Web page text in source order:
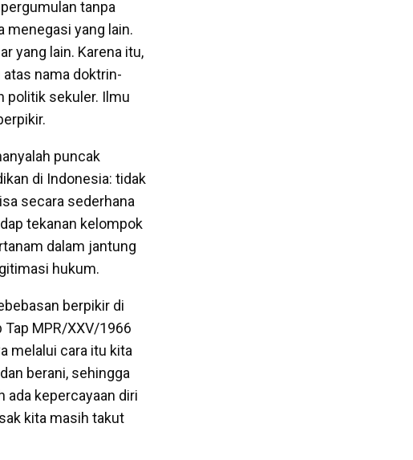
tanpa
menegasi yang lain.
yang lain. Karena itu,
nama doktrin-
politik sekuler. Ilmu
puncak
di Indonesia: tidak
secara sederhana
tekanan kelompok
dalam jantung
hukum.
berpikir di
MPR/XXV/1966
melalui cara itu kita
berani, sehingga
ada kepercayaan diri
kita masih takut